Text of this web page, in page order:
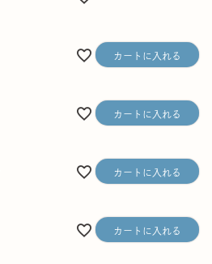
カートに入れる
カートに入れる
カートに入れる
カートに入れる